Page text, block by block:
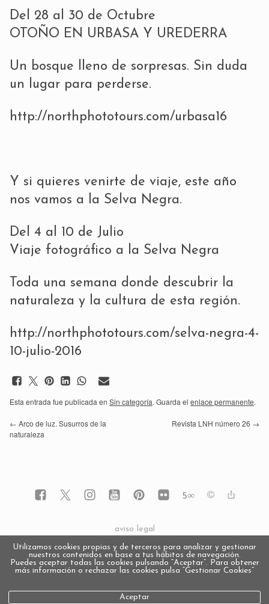
Del 28 al 30 de Octubre
OTOÑO EN URBASA Y UREDERRA
Un bosque lleno de sorpresas. Sin duda
un lugar para perderse.
http://northphototours.com/urbasa16
Y si quieres venirte de viaje, este año
nos vamos a la Selva Negra.
Del 4 al 10 de Julio
Viaje fotográfico a la Selva Negra
Toda una semana donde descubrir la
naturaleza y la cultura de esta región.
http://northphototours.com/selva-negra-4-
10-julio-2016
Esta entrada fue publicada en Sin categoría. Guarda el enlace permanente.
← Arco de luz. Susurros de la
naturaleza
Revista LNH número 26 →
5∞
aviso legal
política de privacidad
política de cookies
Utilizamos cookies propias y de terceros para analizar y gestionar
nuestros contenidos en base a tus hábitos de navegación.
Puedes aceptar todas las cookies pulsando “Aceptar”. Para obtener
más información o rechazar las cookies pulsa “Gestionar Cookies“
Aceptar